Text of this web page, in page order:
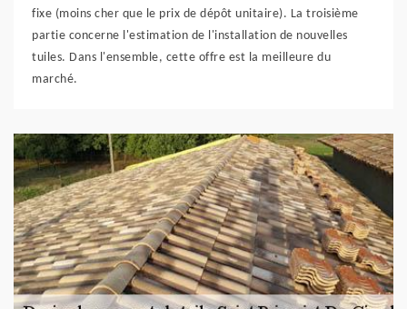
fixe (moins cher que le prix de dépôt unitaire). La troisième
partie concerne l'estimation de l'installation de nouvelles
tuiles. Dans l'ensemble, cette offre est la meilleure du
marché.